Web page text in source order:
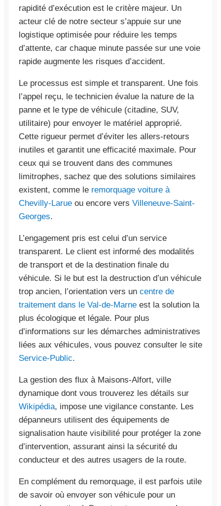
rapidité d’exécution est le critère majeur. Un
acteur clé de notre secteur s’appuie sur une
logistique optimisée pour réduire les temps
d’attente, car chaque minute passée sur une voie
rapide augmente les risques d’accident.
Le processus est simple et transparent. Une fois
l’appel reçu, le technicien évalue la nature de la
panne et le type de véhicule (citadine, SUV,
utilitaire) pour envoyer le matériel approprié.
Cette rigueur permet d’éviter les allers-retours
inutiles et garantit une efficacité maximale. Pour
ceux qui se trouvent dans des communes
limitrophes, sachez que des solutions similaires
existent, comme le remorquage voiture à
Chevilly-Larue ou encore vers Villeneuve-Saint-
Georges.
L’engagement pris est celui d’un service
transparent. Le client est informé des modalités
de transport et de la destination finale du
véhicule. Si le but est la destruction d’un véhicule
trop ancien, l’orientation vers un centre de
traitement dans le Val-de-Marne est la solution la
plus écologique et légale. Pour plus
d’informations sur les démarches administratives
liées aux véhicules, vous pouvez consulter le site
Service-Public.
La gestion des flux à Maisons-Alfort, ville
dynamique dont vous trouverez les détails sur
Wikipédia, impose une vigilance constante. Les
dépanneurs utilisent des équipements de
signalisation haute visibilité pour protéger la zone
d’intervention, assurant ainsi la sécurité du
conducteur et des autres usagers de la route.
En complément du remorquage, il est parfois utile
de savoir où envoyer son véhicule pour un